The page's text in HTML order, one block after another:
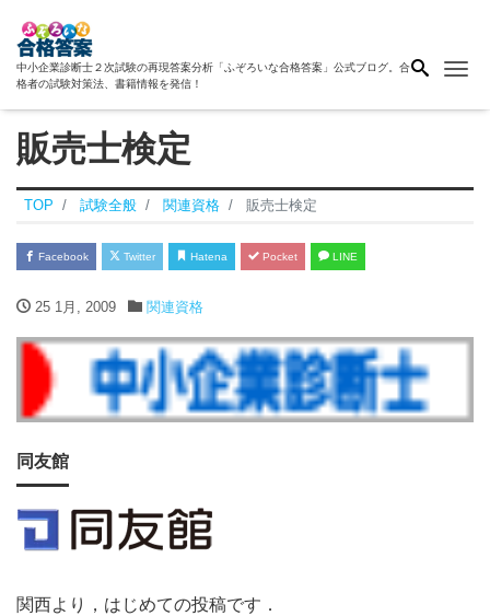
中小企業診断士２次試験の再現答案分析「ふぞろいな合格答案」公式ブログ。合
格者の試験対策法、書籍情報を発信！
販売士検定
TOP 試験全般 関連資格 販売士検定
Facebook Twitter Hatena Pocket LINE
25 1月, 2009 関連資格
同友館
関西より，はじめての投稿です．